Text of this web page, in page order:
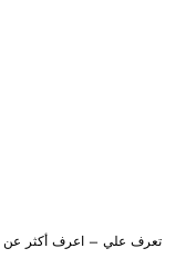
تعرف علي – اعرف أكثر عن